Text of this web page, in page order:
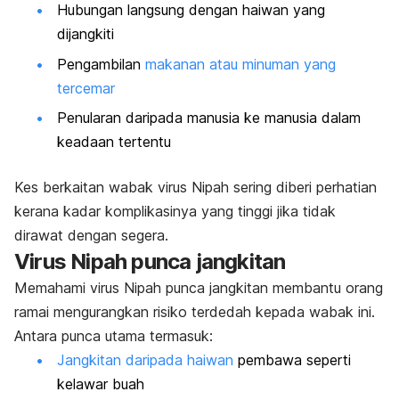
Hubungan langsung dengan haiwan yang
dijangkiti
Pengambilan makanan atau minuman yang
tercemar
Penularan daripada manusia ke manusia dalam
keadaan tertentu
Kes berkaitan wabak virus Nipah sering diberi perhatian
kerana kadar komplikasinya yang tinggi jika tidak
dirawat dengan segera.
Virus Nipah punca jangkitan
Memahami virus Nipah punca jangkitan membantu orang
ramai mengurangkan risiko terdedah kepada wabak ini.
Antara punca utama termasuk:
Jangkitan daripada haiwan pembawa seperti
kelawar buah